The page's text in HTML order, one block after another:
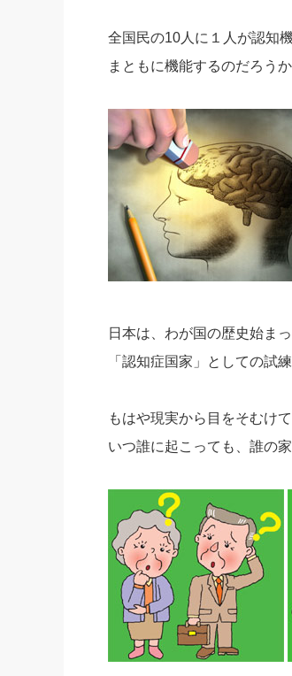
全国民の10人に１人が認知
まともに機能するのだろうか
日本は、わが国の歴史始ま
「認知症国家」としての試
もはや現実から目をそむけ
いつ誰に起こっても、誰の